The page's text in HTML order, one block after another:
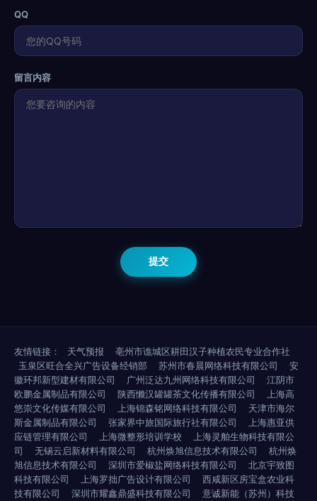
QQ
留言内容
友情链接： 天气预报
亳州市谯城区耕田汉子种植农民专业合作社
玉泉区旺合全兴广告设备经销部
苏州市春晨网络科技有限公司
安
徽环邦新型建材有限公司
广州泛达九州网络科技有限公司
江阴市
欧鹏金属制品有限公司
陕西懒汉罐罐茶文化传播有限公司
上海高
悠崇文化传媒有限公司
上海锦森铭网络科技有限公司
天津市海尔
斯金属制品有限公司
张家界中旅国际旅行社有限公司
上海惠亚供
应链管理有限公司
上海微整形培训学校
上海灵舶生物科技有限公
司
无锡云启新材料有限公司 杭州焕旭信息技术有限公司
杭州焕
旭信息技术有限公司
深圳市爱椒盐网络科技有限公司
北京宇致图
科技有限公司
上海罗拙广告设计有限公司
西咸新区房宝盒农业科
技有限公司
深圳市耀鑫鼎盛科技有限公司
意诚新能（苏州）科技